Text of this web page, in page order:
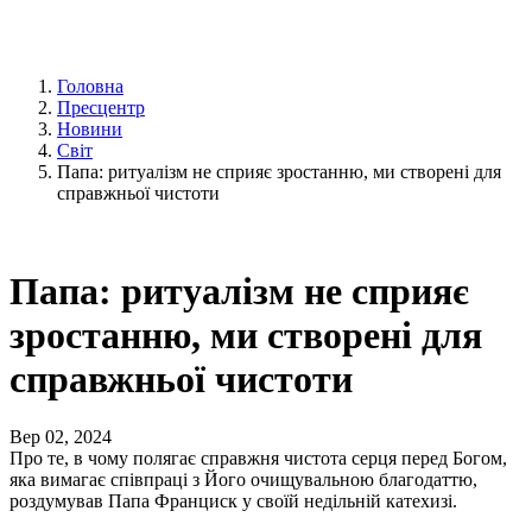
Головна
Пресцентр
Новини
Світ
Папа: ритуалізм не сприяє зростанню, ми створені для
справжньої чистоти
Папа: ритуалізм не сприяє
зростанню, ми створені для
справжньої чистоти
Вер 02, 2024
Про те, в чому полягає справжня чистота серця перед Богом,
яка вимагає співпраці з Його очищувальною благодаттю,
роздумував Папа Франциск у своїй недільній катехизі.